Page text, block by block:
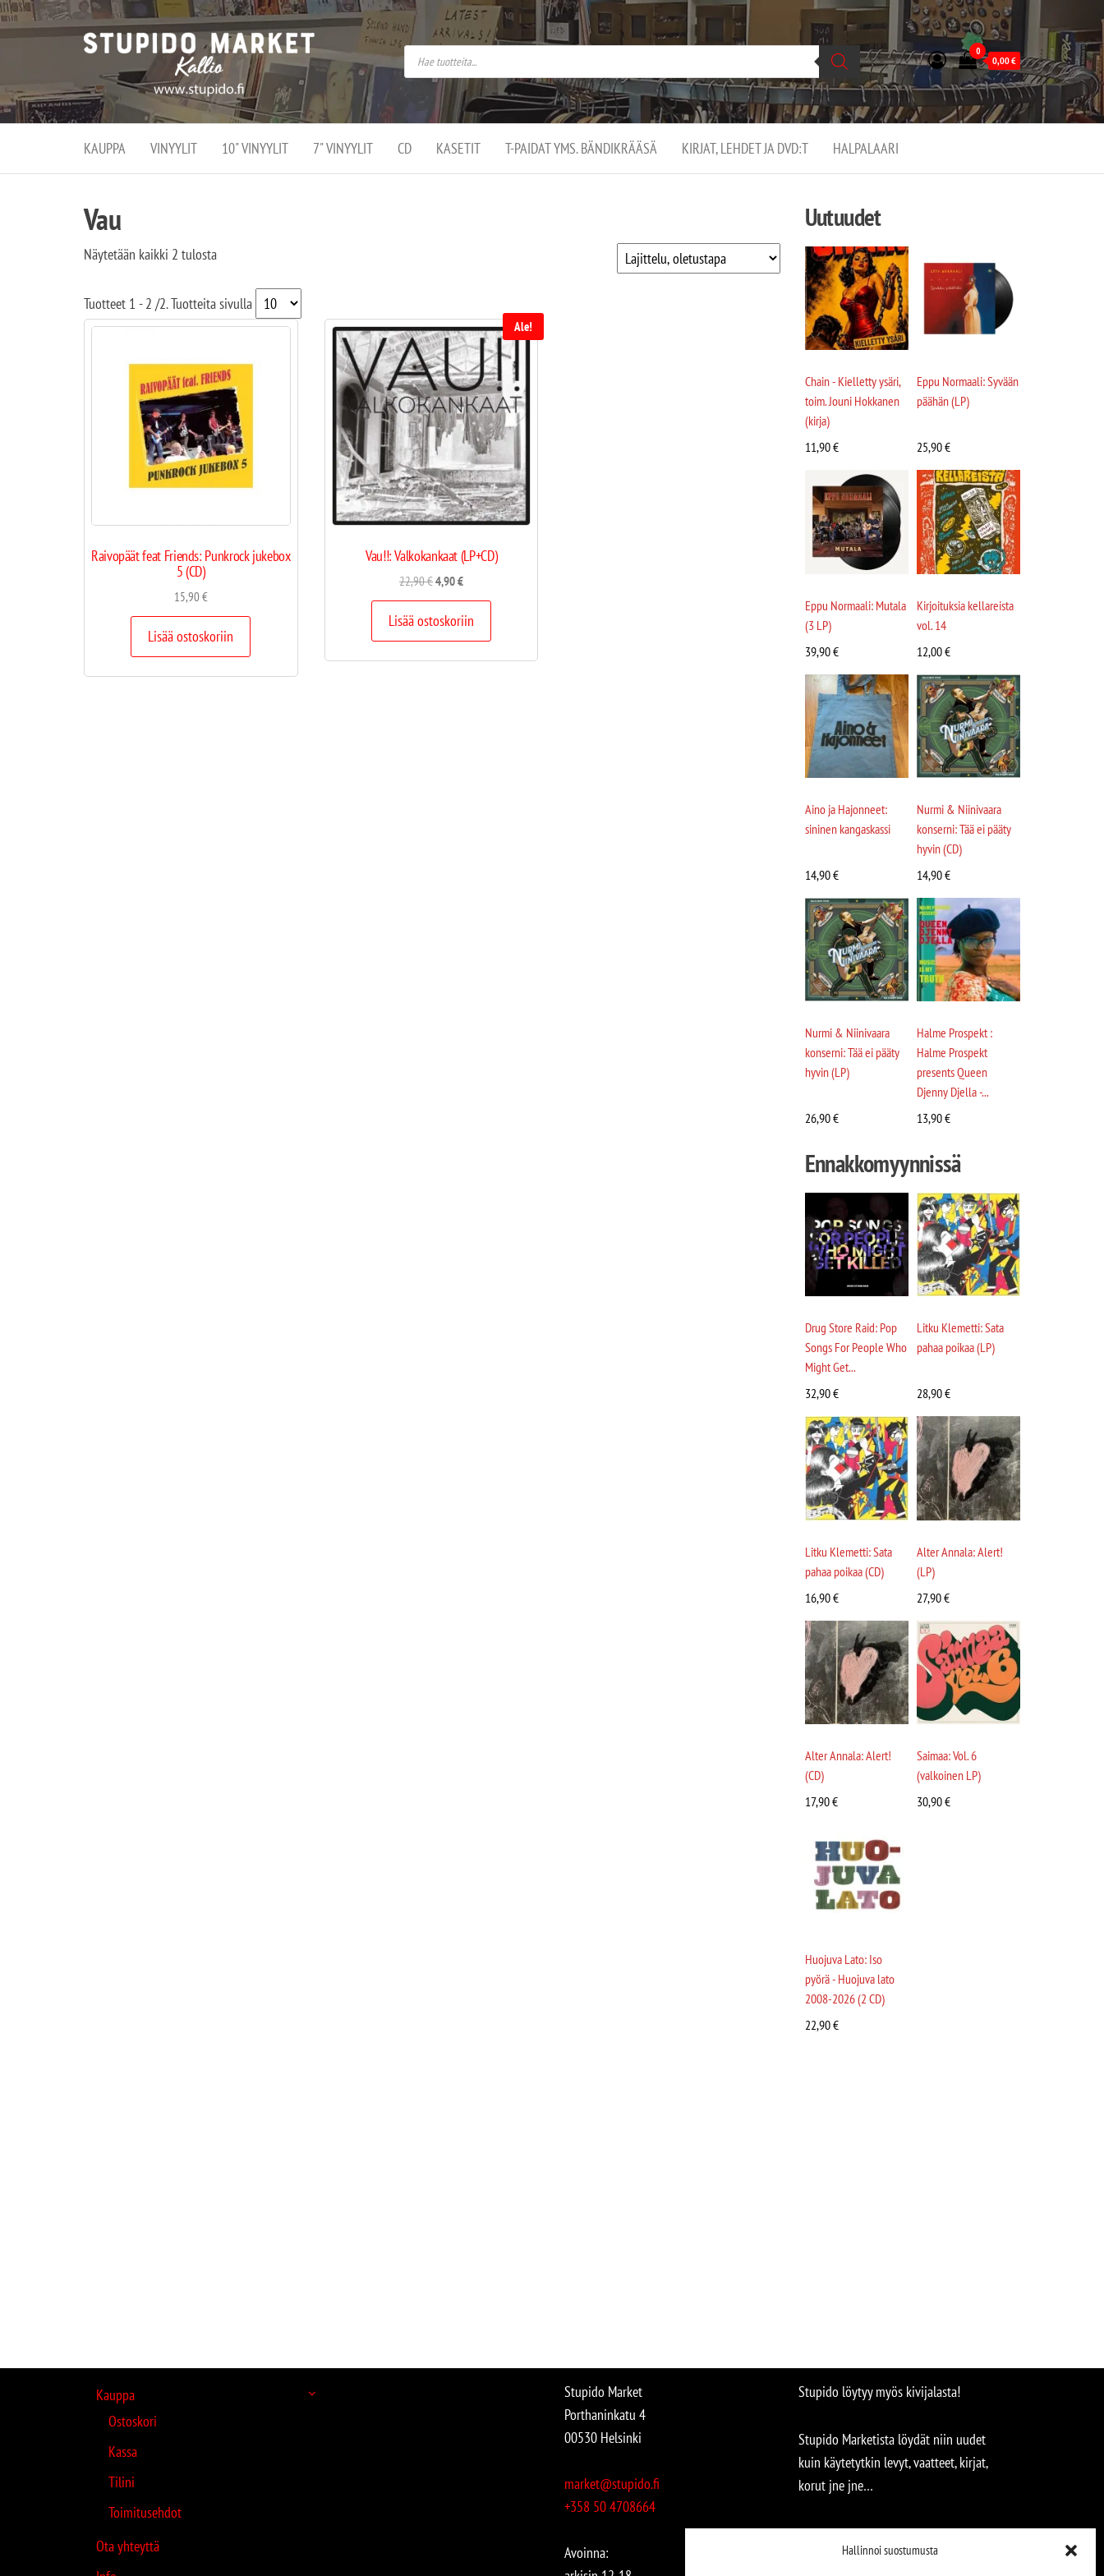
Hallinnoi suostumusta
Stupido
Market –
verkossa
ja
kivijalassa
Stupido Market on
vaihtoehtomusaan
erikoistunut
verkko- sekä
kivijalkakauppa
Helsingissä
Kallion
0
0,00€
KAUPPA VINYYLIT 10" VINYYLIT 7" VINYYLIT CD KASETIT T-PAIDAT YMS. BÄNDIKRÄÄSÄ KIRJAT, LEHDET JA DVD:T HALPALAARI
Vau
Näytetään kaikki 2 tulosta
Tuotteet 1 - 2 /2. Tuotteita sivulla
Raivopäät feat Friends: Punkrock jukebox
5 (CD)
15,90€
Lisää ostoskoriin
Ale!
Vau!!: Valkokankaat (LP+CD)
22,90€4,90€
Lisää ostoskoriin
Uutuudet
Chain - Kielletty ysäri,
toim. Jouni Hokkanen
(kirja)
11,90€
Eppu Normaali: Syvään
päähän (LP)
25,90€
Eppu Normaali: Mutala
(3 LP)
39,90€
Kirjoituksia kellareista
vol. 14
12,00€
Aino ja Hajonneet:
sininen kangaskassi
14,90€
Nurmi & Niinivaara
konserni: Tää ei pääty
hyvin (CD)
14,90€
Nurmi & Niinivaara
konserni: Tää ei pääty
hyvin (LP)
26,90€
Halme Prospekt :
Halme Prospekt
presents Queen
Djenny Djella -...
13,90€
Ennakkomyynnissä
Drug Store Raid: Pop
Songs For People Who
Might Get...
32,90€
Litku Klemetti: Sata
pahaa poikaa (LP)
28,90€
Litku Klemetti: Sata
pahaa poikaa (CD)
16,90€
Alter Annala: Alert!
(LP)
27,90€
Alter Annala: Alert!
(CD)
17,90€
Saimaa: Vol. 6
(valkoinen LP)
30,90€
Huojuva Lato: Iso
pyörä - Huojuva lato
2008-2026 (2 CD)
22,90€
Kauppa
Ostoskori
Kassa
Tilini
Toimitusehdot
Ota yhteyttä
Stupido Market
Porthaninkatu 4
00530 Helsinki
market@stupido.fi
+358 50 4708664
Avoinna:
Stupido löytyy myös kivijalasta!
Stupido Marketista löydät niin uudet
kuin käytetytkin levyt, vaatteet, kirjat,
korut jne jne…